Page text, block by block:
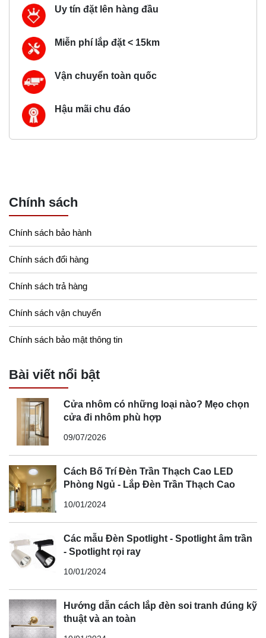
Uy tín đặt lên hàng đầu
Miễn phí lắp đặt < 15km
Vận chuyển toàn quốc
Hậu mãi chu đáo
Chính sách
Chính sách bảo hành
Chính sách đổi hàng
Chính sách trả hàng
Chính sách vận chuyển
Chính sách bảo mật thông tin
Bài viết nổi bật
Cửa nhôm có những loại nào? Mẹo chọn
cửa đi nhôm phù hợp
09/07/2026
Cách Bố Trí Đèn Trần Thạch Cao LED
Phòng Ngủ - Lắp Đèn Trần Thạch Cao
10/01/2024
Các mẫu Đèn Spotlight - Spotlight âm trần
- Spotlight rọi ray
10/01/2024
Hướng dẫn cách lắp đèn soi tranh đúng kỹ
thuật và an toàn